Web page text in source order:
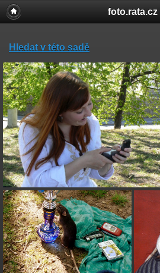
foto.rata.cz
Hledat v této sadě